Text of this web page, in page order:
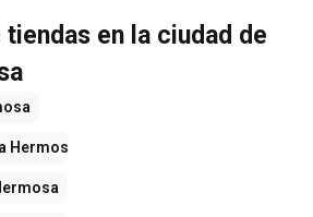
en la ciudad de
Hermosa